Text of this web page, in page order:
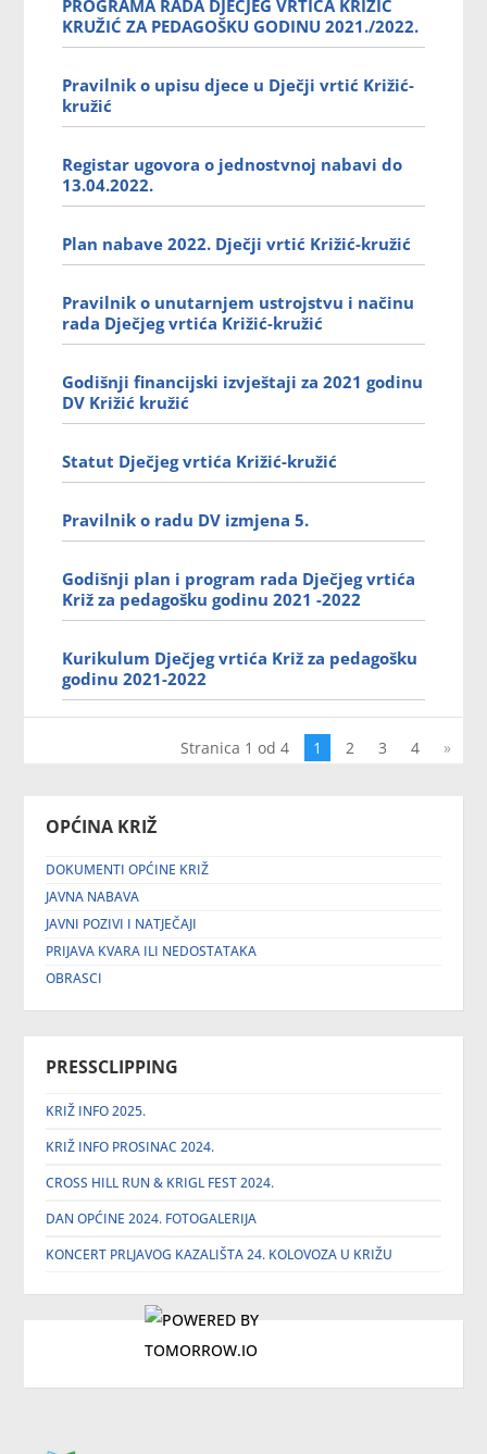
OPĆINA KRIŽ
DOKUMENTI OPĆINE KRIŽ
JAVNA NABAVA
JAVNI POZIVI I NATJEČAJI
PRIJAVA KVARA ILI NEDOSTATAKA
OBRASCI
PRESSCLIPPING
KRIŽ INFO 2025.
KRIŽ INFO PROSINAC 2024.
CROSS HILL RUN & KRIGL FEST 2024.
DAN OPĆINE 2024. FOTOGALERIJA
KONCERT PRLJAVOG KAZALIŠTA 24. KOLOVOZA U KRIŽU
PROGRAMA RADA DJEČJEG VRTIĆA KRIŽIĆ
KRUŽIĆ ZA PEDAGOŠKU GODINU 2021./2022.
Pravilnik o upisu djece u Dječji vrtić Križić-
kružić
Registar ugovora o jednostvnoj nabavi do
13.04.2022.
Plan nabave 2022. Dječji vrtić Križić-kružić
Pravilnik o unutarnjem ustrojstvu i načinu
rada Dječjeg vrtića Križić-kružić
Godišnji financijski izvještaji za 2021 godinu
DV Križić kružić
Statut Dječjeg vrtića Križić-kružić
Pravilnik o radu DV izmjena 5.
Godišnji plan i program rada Dječjeg vrtića
Križ za pedagošku godinu 2021 -2022
Kurikulum Dječjeg vrtića Križ za pedagošku
godinu 2021-2022
Stranica 1 od 4 1 2 3 4 »